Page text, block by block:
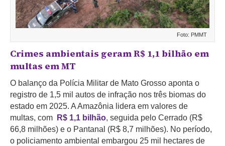
Foto: PMMT
Crimes ambientais geram R$ 1,1 bilhão em
multas em MT
O balanço da Polícia Militar de Mato Grosso aponta o
registro de 1,5 mil autos de infração nos três biomas do
estado em 2025. A Amazônia lidera em valores de
multas, com
R$ 1,1 bilhão, seguida pelo Cerrado (R$
66,8 milhões) e o Pantanal (R$ 8,7 milhões). No período,
o policiamento ambiental embargou 25 mil hectares de